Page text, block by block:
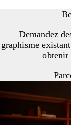
Demandez
graphisme
obtenir